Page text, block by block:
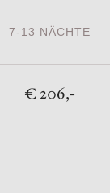
7-13 NÄCHTE
206,-